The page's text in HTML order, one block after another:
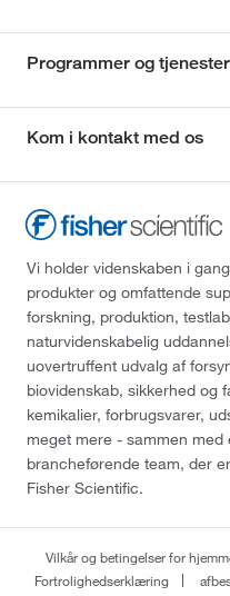
Programmer og tjenester
Kom i kontakt med os
Vi holder videnskaben i
produkter og omfattende
forskning, produktion,
naturvidenskabelig
uovertruffent udvalg af
biovidenskab, sikkerhed og
kemikalier, forbrugsvarer,
meget mere - sammen
brancheførende team, der
Fisher Scientific.
Vilkår og betingelser for
Fortrolighedserklæring